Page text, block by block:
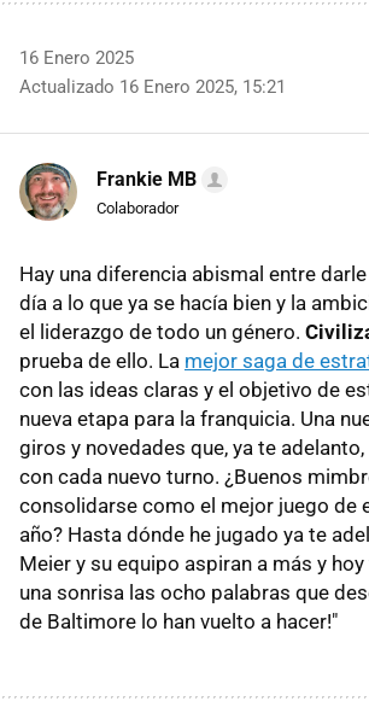
16 Enero 2025
Actualizado 16 Enero 2025, 15:21
Frankie MB
Colaborador
Hay una diferencia abismal entre darle
día a lo que ya se hacía bien y la
el liderazgo de todo un género.
prueba de ello. La mejor saga de
con las ideas claras y el objetivo de
nueva etapa para la franquicia. Una
giros y novedades que, ya te
con cada nuevo turno. ¿Buenos
consolidarse como el mejor juego de
año? Hasta dónde he jugado ya te
Meier y su equipo aspiran a más y
una sonrisa las ocho palabras que
de Baltimore lo han vuelto a hacer!"